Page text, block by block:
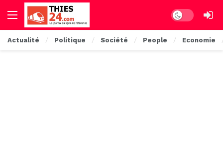
Dark mode
Actualité Politique Société People Economie